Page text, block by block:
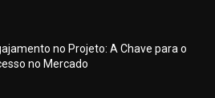
no Projeto: A Chave para o
no Mercado